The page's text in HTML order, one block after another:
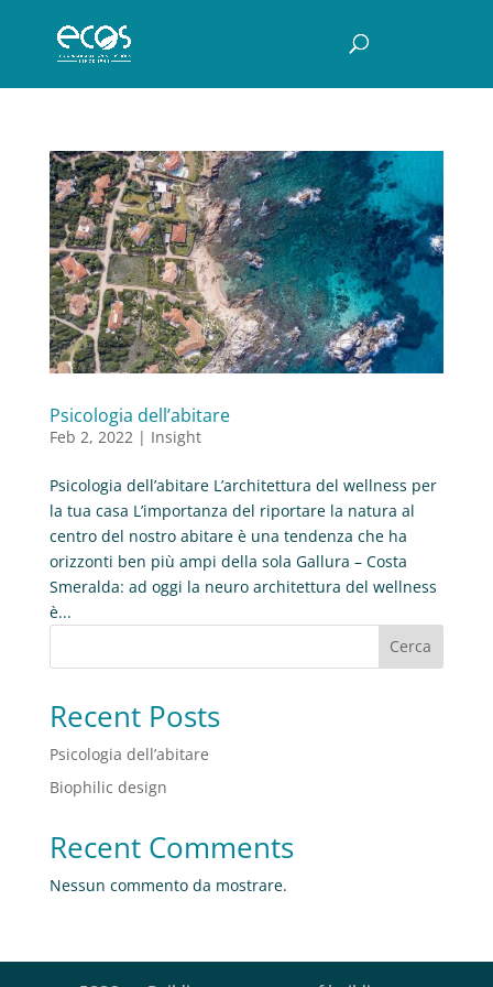
Psicologia dell’abitare
Feb 2, 2022 | Insight
Psicologia dell’abitare L’architettura del wellness per
la tua casa L’importanza del riportare la natura al
centro del nostro abitare è una tendenza che ha
orizzonti ben più ampi della sola Gallura – Costa
Smeralda: ad oggi la neuro architettura del wellness
è...
Cerca
Recent Posts
Psicologia dell’abitare
Biophilic design
Recent Comments
Nessun commento da mostrare.